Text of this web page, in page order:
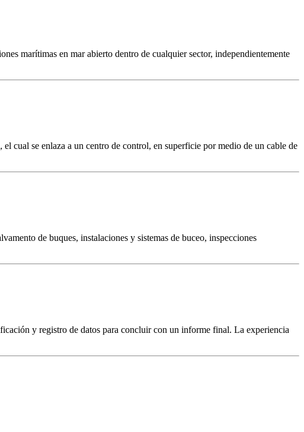
marítimas en mar abierto dentro de cualquier sector, independientemente
cual se enlaza a un centro de control, en superficie por medio de un cable de
de buques, instalaciones y sistemas de buceo, inspecciones
y registro de datos para concluir con un informe final. La experiencia